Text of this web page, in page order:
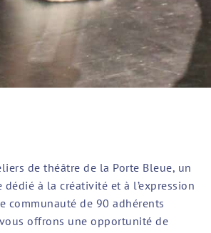
de théâtre de la Porte Bleue, un
dédié à la créativité et à l’expression
communauté de 90 adhérents
offrons une opportunité de